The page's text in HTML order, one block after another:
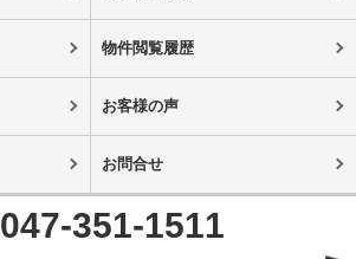
物件閲覧履歴
お客様の声
お問合せ
047-351-1511